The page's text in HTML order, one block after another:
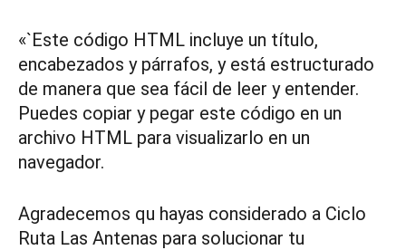
«`Este código HTML incluye un título,
encabezados y párrafos, y está estructurado
de manera que sea fácil de leer y entender.
Puedes copiar y pegar este código en un
archivo HTML para visualizarlo en un
navegador.
Agradecemos qu hayas considerado a Ciclo
Ruta Las Antenas para solucionar tu